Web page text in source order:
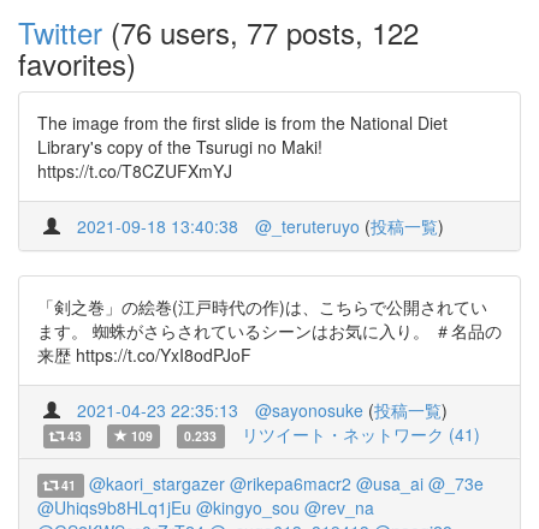
Twitter (76 users, 77 posts, 122
favorites)
The image from the first slide is from the National Diet
Library's copy of the Tsurugi no Maki!
https://t.co/T8CZUFXmYJ
2021-09-18 13:40:38 @_teruteruyo (投稿一覧)
「剣之巻」の絵巻(江戸時代の作)は、こちらで公開されてい
ます。 蜘蛛がさらされているシーンはお気に入り。 ＃名品の
来歴 https://t.co/YxI8odPJoF
2021-04-23 22:35:13 @sayonosuke (投稿一覧)
43 109 0.233 リツイート・ネットワーク (41)
41 @kaori_stargazer @rikepa6macr2 @usa_ai @_73e
@Uhiqs9b8HLq1jEu @kingyo_sou @rev_na